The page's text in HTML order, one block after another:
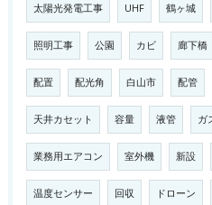
太陽光発電工事 UHF 鶴ヶ城
照明工事 公園 カビ 廊下橋
配置 配光角 白山市 配管
天井カセット 容量 液管 ガ
業務用エアコン 室外機 新設
温度センサー 回収 ドローン